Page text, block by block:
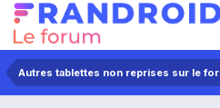
Autres tablettes non reprises sur le